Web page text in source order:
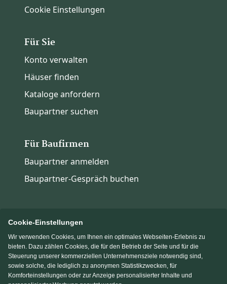
Cookie Einstellungen
Für Sie
Konto verwalten
Häuser finden
Kataloge anfordern
Baupartner suchen
Für Baufirmen
Baupartner anmelden
Baupartner-Gespräch buchen
Immowelt.de Bauen.de
Massivhaus.de Fertighaus.de
Cookie-Einstellungen
Wir verwenden Cookies, um Ihnen ein optimales Webseiten-Erlebnis zu
bieten. Dazu zählen Cookies, die für den Betrieb der Seite und für die
Steuerung unserer kommerziellen Unternehmensziele notwendig sind,
sowie solche, die lediglich zu anonymen Statistikzwecken, für
Komforteinstellungen oder zur Anzeige personalisierter Inhalte und